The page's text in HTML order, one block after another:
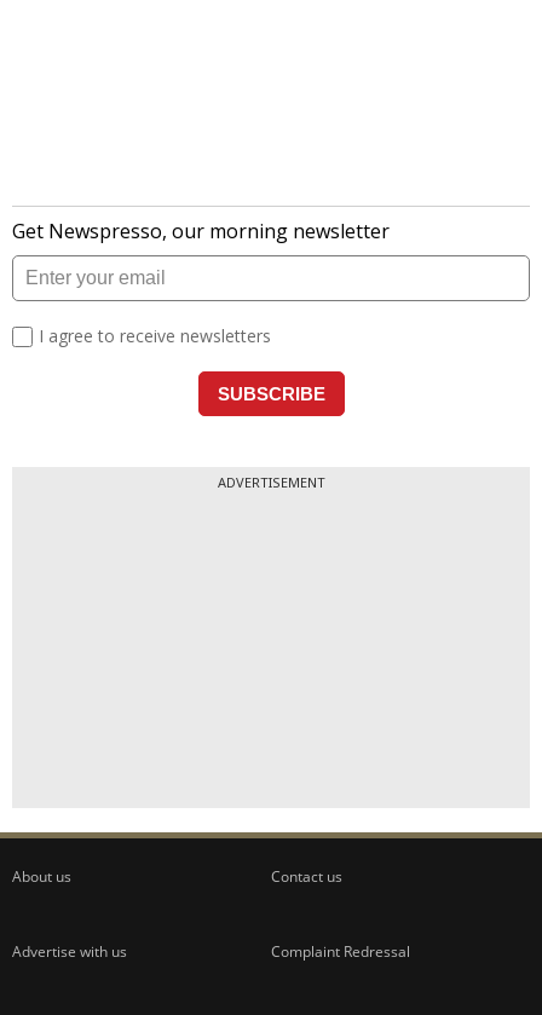
ADVERTISEMENT
About us Contact us
Advertise with us Complaint Redressal